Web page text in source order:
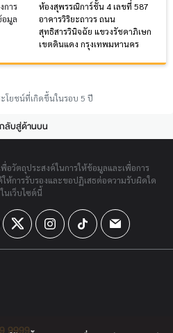
การ
มูล
ห้องสุพรรณิการ์ชั้น 4 เลขที่ 587
อาคารวิริยะถาวร ถนน
สุทธิสารวินิจฉัย แขวงรัชดาภิเษก
เขตดินแดง กรุงเทพมหานคร
โยชน์ที่เกิดขึ้นในรอบ 5 ปี
กลับสู่ด้านบน
อวัตถุประสงค์ในการให้ข้อมูลและเพื่อการ
ห้การรับรองและขอปฏิเสธต่อความรับผิดใด
นเว็บไซต์นี้